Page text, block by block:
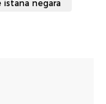
istana negara